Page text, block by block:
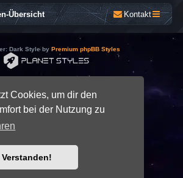
Cookies, um dir den
bei der Nutzung zu
Verstanden!
Übersicht Kontakt
Dark Style by Premium phpBB Styles
Übersetzung durchphpBB.de